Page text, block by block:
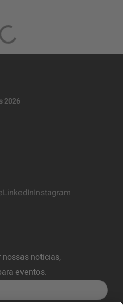
2026
LinkedInInstagram
nossas notícias,
eventos.